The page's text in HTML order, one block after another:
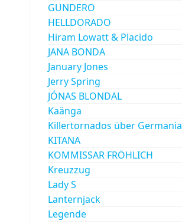
GUNDERO
HELLDORADO
Hiram Lowatt & Placido
JANA BONDA
January Jones
Jerry Spring
JÓNAS BLONDAL
Kaänga
Killertornados über Germania
KITANA
KOMMISSAR FRÖHLICH
Kreuzzug
Lady S
Lanternjack
Legende